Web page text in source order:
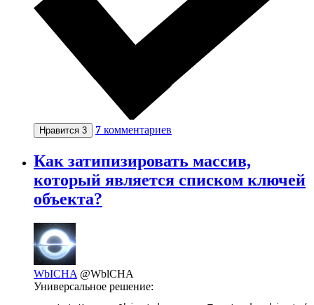
Нравится 3 7 комментариев
Как затипизировать массив,
который является списком ключей
объекта?
WbICHA @WblCHA
Универсальное решение: